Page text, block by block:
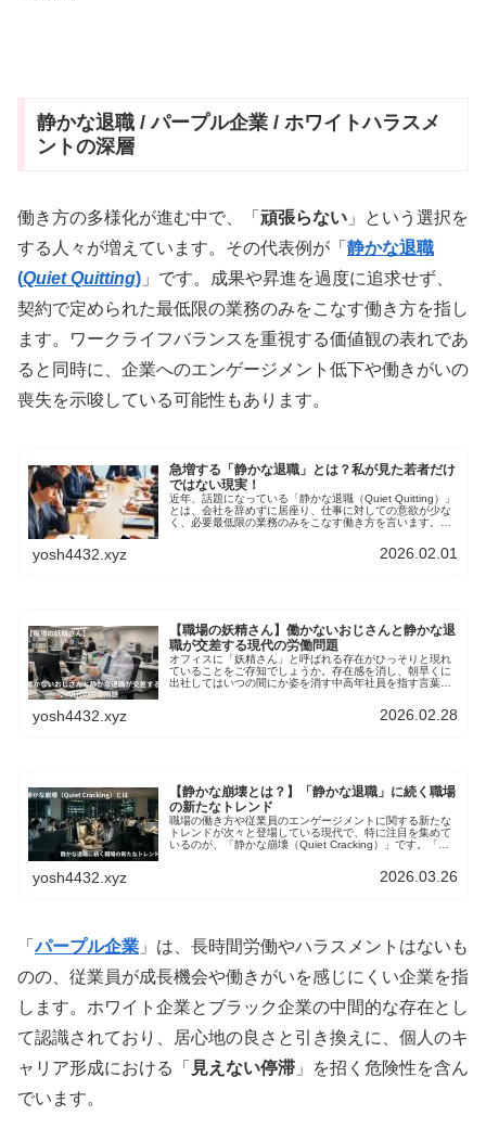
静かな退職 / パープル企業 / ホワイトハラスメ
ントの深層
働き方の多様化が進む中で、「 頑張らない 」という選択を
する人々が増えています。その代表例が「 静かな退職
(Quiet Quitting) 」です。成果や昇進を過度に追求せず、
契約で定められた最低限の業務のみをこなす働き方を指し
ます。ワークライフバランスを重視する価値観の表れであ
ると同時に、企業へのエンゲージメント低下や働きがいの
喪失を示唆している可能性もあります。
急増する「静かな退職」とは？私が見た若者だけ
ではない現実！
近年、話題になっている「静かな退職（Quiet Quitting）」
とは、会社を辞めずに居座り、仕事に対しての意欲が少な
く、必要最低限の業務のみをこなす働き方を言います。静
yosh4432.xyz 2026.02.01
【職場の妖精さん】働かないおじさんと静かな退
職が交差する現代の労働問題
オフィスに「妖精さん」と呼ばれる存在がひっそりと現れ
ていることをご存知でしょうか。存在感を消し、朝早くに
出社してはいつの間にか姿を消す中高年社員を指す言葉で
のような現象は、個人の問題として片付けられるものでは
ありません。そこで本記事では、「妖精さん」という現象
yosh4432.xyz 2026.02.28
【静かな崩壊とは？】「静かな退職」に続く職場
の新たなトレンド
職場の働き方や従業員のエンゲージメントに関する新たな
トレンドが次々と登場している現代で、特に注目を集めて
いるのが、「静かな崩壊（Quiet Cracking）」です。「静
は大きく違います。そこで本記事では、「静かな崩壊」の
定義、「静かな」トレンドとの比較、企業と個人が取る組
yosh4432.xyz 2026.03.26
「パープル企業 」は、長時間労働やハラスメントはないも
のの、従業員が成長機会や働きがいを感じにくい企業を指
します。ホワイト企業とブラック企業の中間的な存在とし
て認識されており、居心地の良さと引き換えに、個人のキ
ャリア形成における「 見えない停滞 」を招く危険性を含ん
でいます。